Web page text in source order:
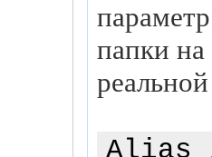
папки на
Alias /